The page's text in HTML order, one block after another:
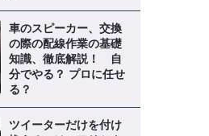
車のスピーカー、交換
の際の配線作業の基礎
知識、徹底解説！ 自
分でやる？ プロに任せ
る？
ツイーターだけを付け